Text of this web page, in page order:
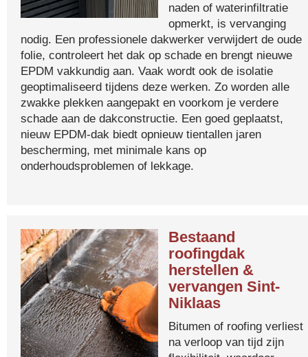
naden of waterinfiltratie
opmerkt, is vervanging
nodig. Een professionele dakwerker verwijdert de oude
folie, controleert het dak op schade en brengt nieuwe
EPDM vakkundig aan. Vaak wordt ook de isolatie
geoptimaliseerd tijdens deze werken. Zo worden alle
zwakke plekken aangepakt en voorkom je verdere
schade aan de dakconstructie. Een goed geplaatst,
nieuw EPDM-dak biedt opnieuw tientallen jaren
bescherming, met minimale kans op
onderhoudsproblemen of lekkage.
Bestaand
roofingdak
herstellen &
vervangen Sint-
Niklaas
Bitumen of roofing verliest
na verloop van tijd zijn